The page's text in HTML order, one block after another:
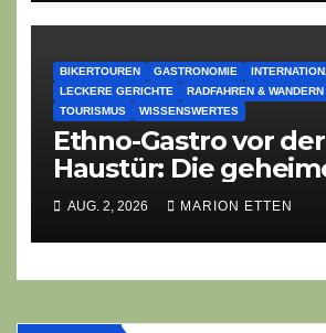
BIKERTOUREN GASTRONOMIE
LECKERE GERICHTE
RADFAHREN & WANDERN
TOURISMUS
WISSENSWERTES
Ethno-Gastro vor
Haustür: Die
kulinarische DNA des
Gasthofs „Zur Eiche“
AUG. 2, 2026 MARION ETTEN